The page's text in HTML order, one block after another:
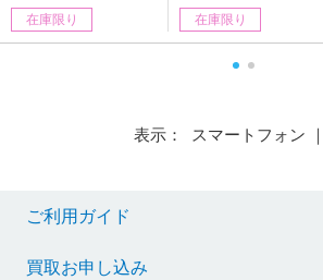
在庫限り 在庫限り
表示： スマートフォン ｜
ご利用ガイド
買取お申し込み